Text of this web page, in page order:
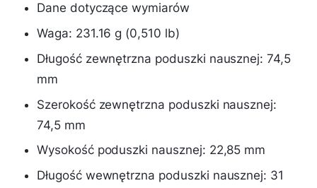
Dane dotyczące wymiarów
Waga: 231.16 g (0,510 lb)
Długość zewnętrzna poduszki nausznej: 74,5
mm
Szerokość zewnętrzna poduszki nausznej:
74,5 mm
Wysokość poduszki nausznej: 22,85 mm
Długość wewnętrzna poduszki nausznej: 31